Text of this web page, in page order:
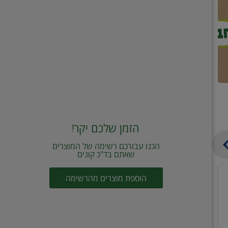
הזמן שלכם יקר!
הכנו עבורכם רשימה של המוצרים
שאתם בד"כ קונים
הוספת מוצרים מהרשימה